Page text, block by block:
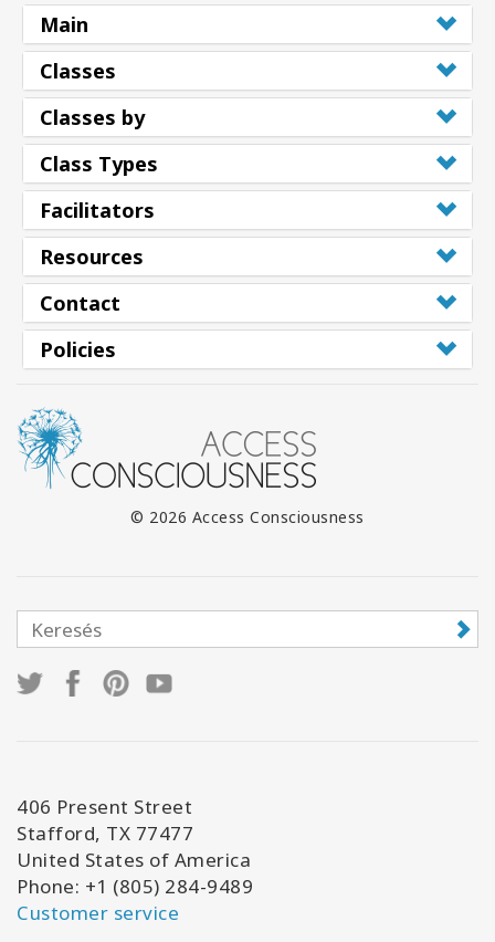
Main
Classes
Classes by
Class Types
Facilitators
Resources
Contact
Policies
© 2026 Access Consciousness
406 Present Street
Stafford, TX 77477
United States of America
Phone: +1 (805) 284-9489
Customer service